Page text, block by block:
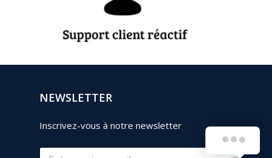
NEWSLETTER
Inscrivez-vous à notre newsletter